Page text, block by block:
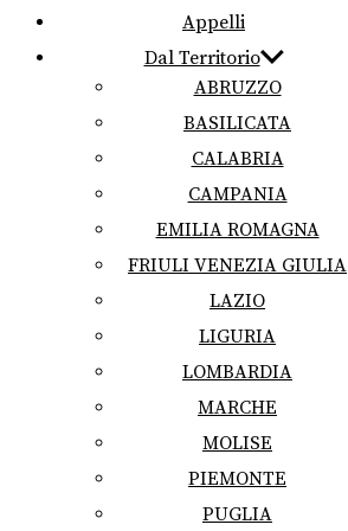
Appelli
Dal Territorio
ABRUZZO
BASILICATA
CALABRIA
CAMPANIA
EMILIA ROMAGNA
FRIULI VENEZIA GIULIA
LAZIO
LIGURIA
LOMBARDIA
MARCHE
MOLISE
PIEMONTE
PUGLIA